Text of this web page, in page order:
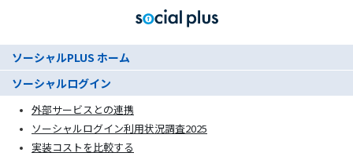
ソーシャルPLUS ホーム
ソーシャルログイン
外部サービスとの連携
ソーシャルログイン利用状況調査2025
実装コストを比較する